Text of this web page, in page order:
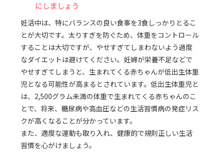
にしましょう
妊活中は、特にバランスの良い食事を3食しっかりとるこ
とが大切です。太りすぎを防ぐため、体重をコントロール
することは大切ですが、やせすぎてしまわないよう過度
なダイエットは避けてください。妊婦が栄養不足などで
やせすぎてしまうと、生まれてくる赤ちゃんが低出生体重
児となる可能性が高まるとされています。低出生体重児と
は、2,500グラム未満の体重で生まれてくる赤ちゃんのこ
とで、将来、糖尿病や高血圧などの生活習慣病の発症リス
クが高くなることが分かっています。
また、適度な運動も取り入れ、健康的で規則正しい生活
習慣を心がけましょう。